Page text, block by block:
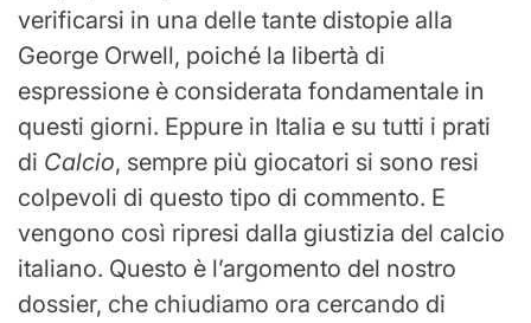
verificarsi in una delle tante distopie alla
George Orwell, poiché la libertà di
espressione è considerata fondamentale in
questi giorni. Eppure in Italia e su tutti i prati
di Calcio, sempre più giocatori si sono resi
colpevoli di questo tipo di commento. E
vengono così ripresi dalla giustizia del calcio
italiano. Questo è l’argomento del nostro
dossier, che chiudiamo ora cercando di